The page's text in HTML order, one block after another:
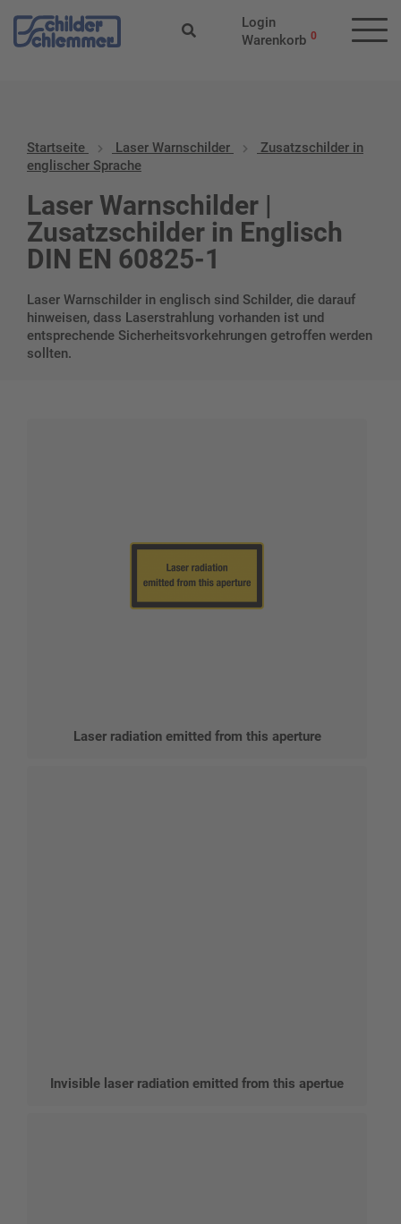
Login
Warenkorb 0
Startseite Laser Warnschilder
Zusatzschilder in
englischer Sprache
Laser Warnschilder |
Zusatzschilder in Englisch
DIN EN 60825-1
Laser Warnschilder in englisch sind Schilder, die darauf
hinweisen, dass Laserstrahlung vorhanden ist und
entsprechende Sicherheitsvorkehrungen getroffen werden
sollten.
Laser radiation emitted from this aperture
Invisible laser radiation emitted from this apertue